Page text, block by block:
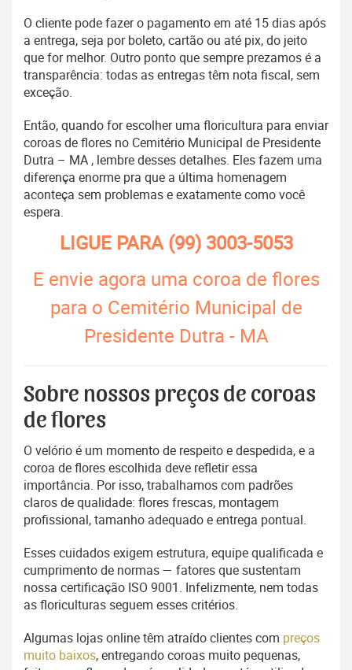
O cliente pode fazer o pagamento em até 15 dias após
a entrega, seja por boleto, cartão ou até pix, do jeito
que for melhor. Outro ponto que sempre prezamos é a
transparência: todas as entregas têm nota fiscal, sem
exceção.
Então, quando for escolher uma floricultura para enviar
coroas de flores no Cemitério Municipal de Presidente
Dutra – MA , lembre desses detalhes. Eles fazem uma
diferença enorme pra que a última homenagem
aconteça sem problemas e exatamente como você
espera.
LIGUE PARA(99) 3003-5053
E envie agora uma coroa de flores
para o Cemitério Municipal de
Presidente Dutra - MA
Sobre nossos preços de coroas
de flores
O velório é um momento de respeito e despedida, e a
coroa de flores escolhida deve refletir essa
importância. Por isso, trabalhamos com padrões
claros de qualidade: flores frescas, montagem
profissional, tamanho adequado e entrega pontual.
Esses cuidados exigem estrutura, equipe qualificada e
cumprimento de normas — fatores que sustentam
nossa certificação ISO 9001. Infelizmente, nem todas
as floriculturas seguem esses critérios.
Algumas lojas online têm atraído clientes com preços
muito baixos, entregando coroas muito pequenas,